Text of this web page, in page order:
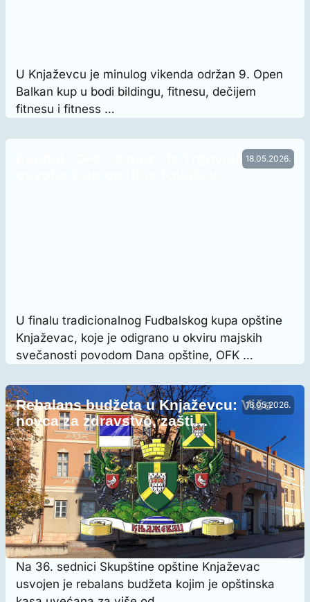
U Knjaževcu je minulog vikenda održan 9. Open
Balkan kup u bodi bildingu, fitnesu, dečijem
fitnesu i fitness …
18.05.2026.
Fudbal: OFK „Knjaz“ iz Trgovišta
U finalu tradicionalnog Fudbalskog kupa opštine
Knjaževac, koje je odigrano u okviru majskih
svečanosti povodom Dana opštine, OFK …
18.05.2026.
Rebalans budžeta u Knjaževcu: Više
novca za zdravstvo, zašti…
Na 36. sednici Skupštine opštine Knjaževac
usvojen je rebalans budžeta kojim je opštinska